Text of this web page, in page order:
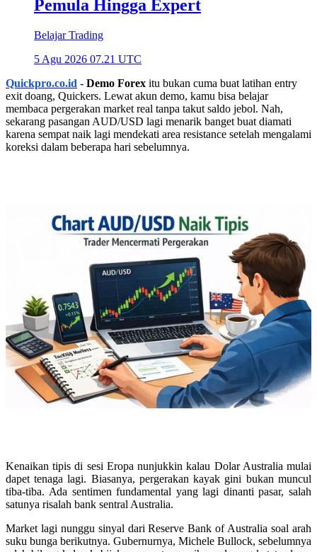
Pemula Hingga Expert
Belajar Trading
5 Agu 2026 07.21 UTC
Quickpro.co.id - Demo Forex itu bukan cuma buat latihan entry
exit doang, Quickers. Lewat akun demo, kamu bisa belajar
membaca pergerakan market real tanpa takut saldo jebol. Nah,
sekarang pasangan AUD/USD lagi menarik banget buat diamati
karena sempat naik lagi mendekati area resistance setelah mengalami
koreksi dalam beberapa hari sebelumnya.
Kenaikan tipis di sesi Eropa nunjukkin kalau Dolar Australia mulai
dapet tenaga lagi. Biasanya, pergerakan kayak gini bukan muncul
tiba-tiba. Ada sentimen fundamental yang lagi dinanti pasar, salah
satunya risalah bank sentral Australia.
Market lagi nunggu sinyal dari Reserve Bank of Australia soal arah
suku bunga berikutnya. Gubernurnya, Michele Bullock, sebelumnya